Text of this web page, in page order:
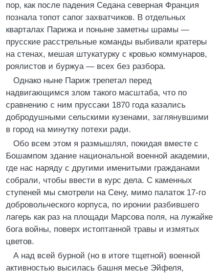
пор, как после падения Седана северная Франция
познала топот сапог захватчиков. В отдельных
кварталах Парижа и поныне заметны шрамы —
прусские расстрельные команды выбивали кратеры
на стенах, мешая штукатурку с кровью коммунаров,
роялистов и буржуа — всех без разбора.
Однако ныне Париж трепетал перед
надвигающимся злом такого масштаба, что по
сравнению с ним пруссаки 1870 года казались
добродушными сельскими кузенами, заглянувшими
в город на минутку потехи ради.
Обо всем этом я размышлял, покидая вместе с
Бошампом здание национальной военной академии,
где нас наряду с другими именитыми гражданами
собрали, чтобы ввести в курс дела. С каменных
ступеней мы смотрели на Сену, мимо палаток 17-го
добровольческого корпуса, по иронии разбившего
лагерь как раз на площади Марсова поля, на лужайке
бога войны, поверх истоптанной травы и измятых
цветов.
А над всей бурной (но в итоге тщетной) военной
активностью высилась башня месье Эйфеля,